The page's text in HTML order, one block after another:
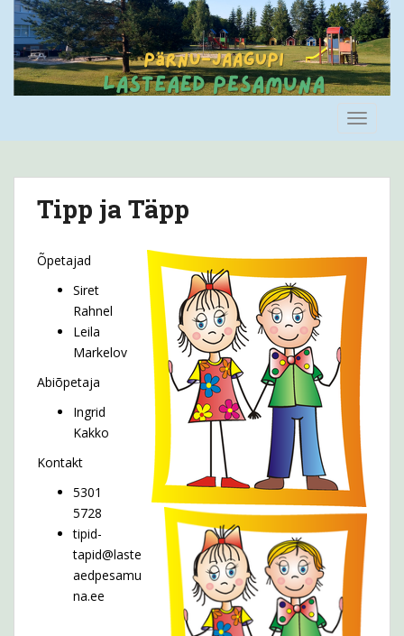
Tipp ja Täpp
Õpetajad
Siret
Rahnel
Leila
Markelov
Abiõpetaja
Ingrid
Kakko
Kontakt
5301
5728
tipid-
tapid@laste
aedpesamu
na.ee